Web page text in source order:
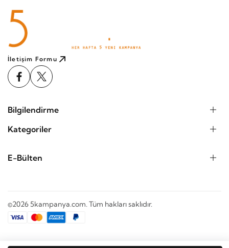
İletişim Formu
Bilgilendirme
Kategoriler
E-Bülten
©2026 5kampanya.com. Tüm hakları saklıdır.